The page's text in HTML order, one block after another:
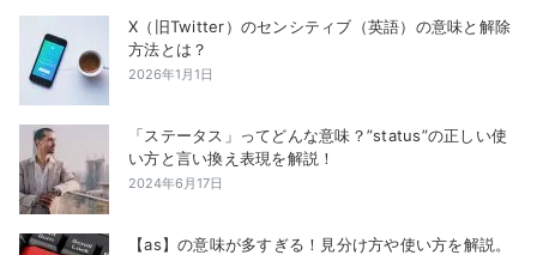
X（旧Twitter）のセンシティブ（英語）の意味と解除
方法とは？
2026年1月1日
「ステータス」ってどんな意味？”status”の正しい使
い方と言い換え表現を解説！
2024年6月17日
【as】の意味が多すぎる！見分け方や使い方を解説。